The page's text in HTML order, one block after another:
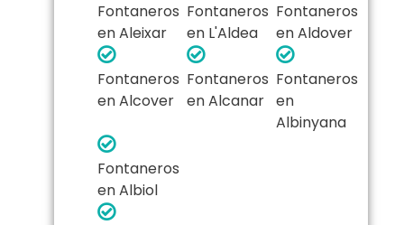
Fontaneros
en Aleixar
Fontaneros
en L'Aldea
Fontaneros
en Aldover
Fontaneros
en Alcover
Fontaneros
en Alcanar
Fontaneros
en
Albinyana
Fontaneros
en Albiol